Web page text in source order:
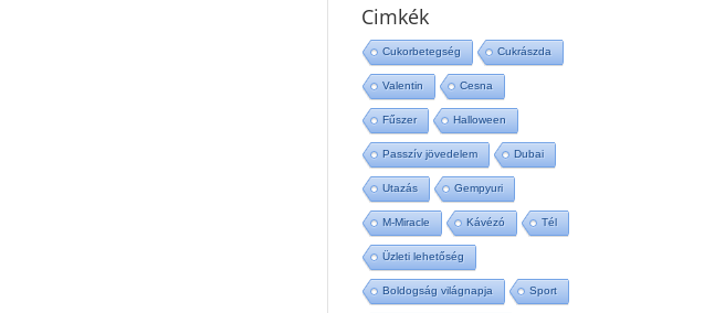
Cimkék
Cukorbetegség Cukrászda
Valentin Cesna
Fűszer Halloween
Passzív jövedelem Dubai
Utazás Gempyuri
M-Miracle Kávézó Tél
Üzleti lehetőség
Boldogság világnapja Sport